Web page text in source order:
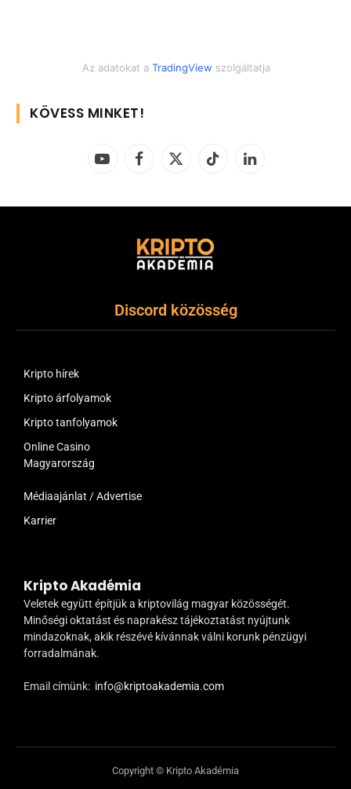
Az adatokat a TradingView szolgáltatja
KÖVESS MINKET!
YouTubeFacebook
X
TikTok LinkedIn
Discord közösség
Kripto hírek
Kripto árfolyamok
Kripto tanfolyamok
Online Casino
Magyarország
Médiaajánlat / Advertise
Karrier
Kripto Akadémia
Veletek együtt építjük a kriptovilág magyar közösségét.
Minőségi oktatást és naprakész tájékoztatást nyújtunk
mindazoknak, akik részévé kívánnak válni korunk pénzügyi
forradalmának.
Email címünk: info@kriptoakademia.com
Copyright © Kripto Akadémia